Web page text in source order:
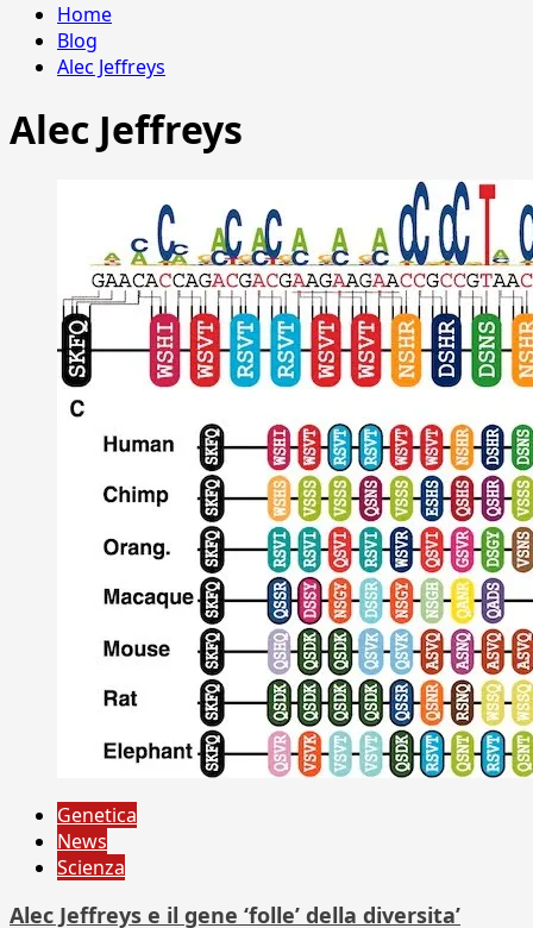
Home
Blog
Alec Jeffreys
Alec Jeffreys
Genetica
News
Scienza
Alec Jeffreys e il gene ‘folle’ della diversita’